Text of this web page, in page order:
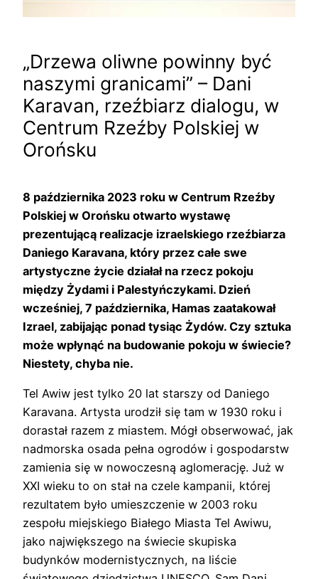
„Drzewa oliwne powinny być
naszymi granicami” – Dani
Karavan, rzeźbiarz dialogu, w
Centrum Rzeźby Polskiej w
Orońsku
8 października 2023 roku w Centrum Rzeźby
Polskiej w Orońsku otwarto wystawę
prezentującą realizacje izraelskiego rzeźbiarza
Daniego Karavana, który przez całe swe
artystyczne życie działał na rzecz pokoju
między Żydami i Palestyńczykami. Dzień
wcześniej, 7 października, Hamas zaatakował
Izrael, zabijając ponad tysiąc Żydów. Czy sztuka
może wpłynąć na budowanie pokoju w świecie?
Niestety, chyba nie.
Tel Awiw jest tylko 20 lat starszy od Daniego
Karavana. Artysta urodził się tam w 1930 roku i
dorastał razem z miastem. Mógł obserwować, jak
nadmorska osada pełna ogrodów i gospodarstw
zamienia się w nowoczesną aglomerację. Już w
XXI wieku to on stał na czele kampanii, której
rezultatem było umieszczenie w 2003 roku
zespołu miejskiego Białego Miasta Tel Awiwu,
jako największego na świecie skupiska
budynków modernistycznych, na liście